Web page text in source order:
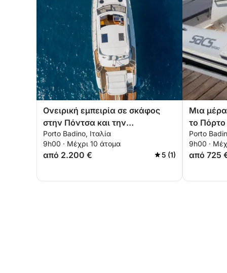
Ονειρική εμπειρία σε σκάφος
στην Πόντσα και την
Παλμαρόλα
Porto Badino, Ιταλία
9h00 · Μέχρι 10 άτομα
από 2.200 € 5 (1)
Μια
το
Porto
9h00 ·
από 725